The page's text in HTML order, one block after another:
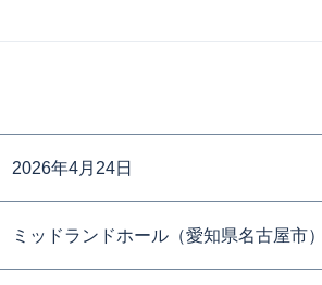
2026年4月24日
ミッドランドホール（愛知県名古屋市）